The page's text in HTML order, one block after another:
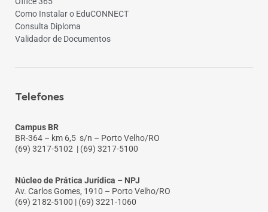
Como Instalar o EduCONNECT
Consulta Diploma
Validador de Documentos
Telefones
Campus BR
BR-364 – km 6,5 s/n – Porto Velho/RO
(69) 3217-5102 | (69) 3217-5100
Núcleo de Prática Jurídica – NPJ
Av. Carlos Gomes, 1910 – Porto Velho/RO
(69) 2182-5100 | (69) 3221-1060